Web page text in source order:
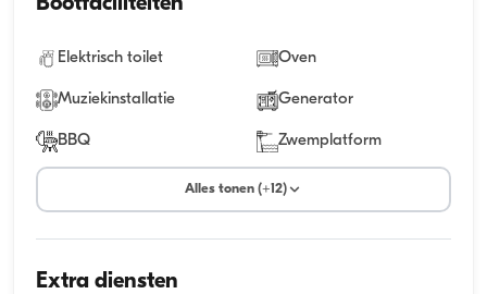
Elektrisch toilet Oven
Muziekinstallatie Generator
BBQ Zwemplatform
Alles tonen (+12)
Extra diensten